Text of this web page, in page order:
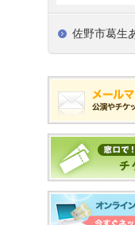
佐野市葛生